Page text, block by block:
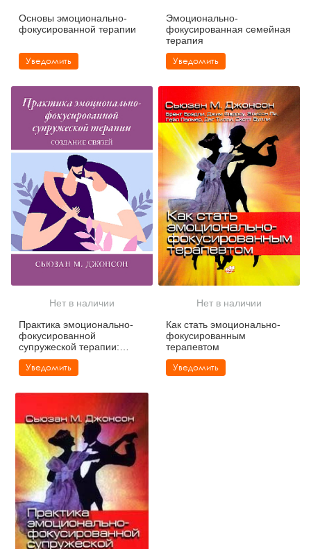
Основы эмоционально-
фокусированной терапии
Уведомить
Эмоционально-
фокусированная семейная
терапия
Уведомить
Нет в наличии
Практика эмоционально-
фокусированной
супружеской терапии:
создание связей
Уведомить
Нет в наличии
Как стать эмоционально-
фокусированным
терапевтом
Уведомить